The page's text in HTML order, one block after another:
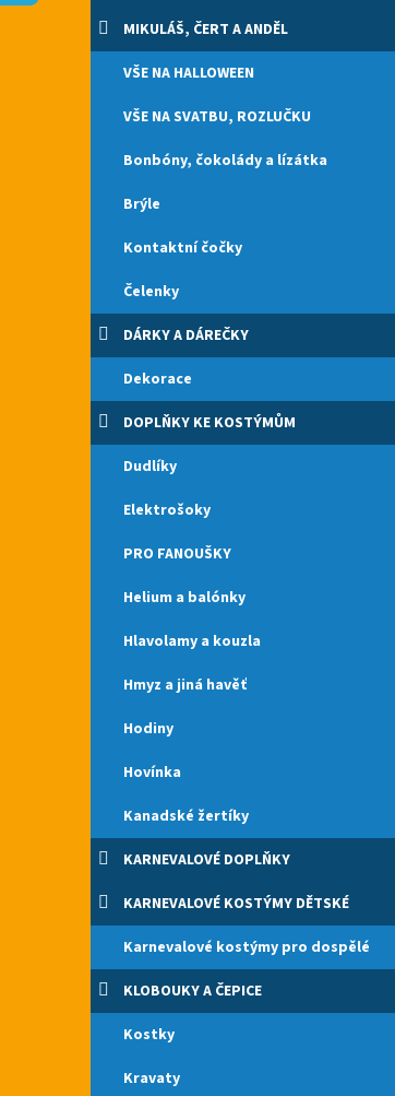
e
l
MIKULÁŠ, ČERT A ANDĚL
VŠE NA HALLOWEEN
VŠE NA SVATBU, ROZLUČKU
Bonbóny, čokolády a lízátka
Brýle
Kontaktní čočky
Čelenky
DÁRKY A DÁREČKY
Dekorace
DOPLŇKY KE KOSTÝMŮM
Dudlíky
Elektrošoky
PRO FANOUŠKY
Helium a balónky
Hlavolamy a kouzla
Hmyz a jiná havěť
Hodiny
Hovínka
Kanadské žertíky
KARNEVALOVÉ DOPLŇKY
KARNEVALOVÉ KOSTÝMY DĚTSKÉ
Karnevalové kostýmy pro dospělé
KLOBOUKY A ČEPICE
Kostky
Kravaty